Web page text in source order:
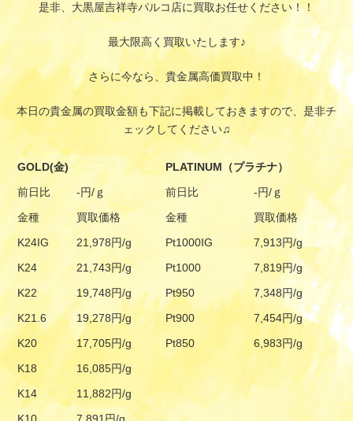
是非、大黒屋吉祥寺パルコ店に買取お任せください！！
最大限高く買取いたします♪
さらに今なら、貴金属高価買取中！
本日の貴金属の買取金額も下記に掲載しておきますので、是非チ
ェックしてください♫
GOLD(金)
PLATINUM（プラチナ）
前日比
-円/ｇ 前日比
-円/ｇ
金種
買取価格 金種
買取価格
K24IG
21,978円/g Pt1000IG
7,913円/g
K24
21,743円/g Pt1000
7,819円/g
K22
19,748円/g Pt950
7,348円/g
K21.6
19,278円/g Pt900
7,454円/g
K20
17,705円/g Pt850
6,983円/g
K18
16,085円/g
K14
11,882円/g